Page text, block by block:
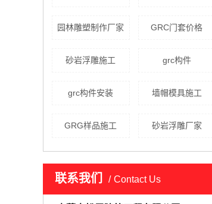
园林雕塑制作厂家 GRC门套价格
砂岩浮雕施工 grc构件
grc构件安装 墙帽模具施工
GRG样品施工 砂岩浮雕厂家
联系我们 Contact Us